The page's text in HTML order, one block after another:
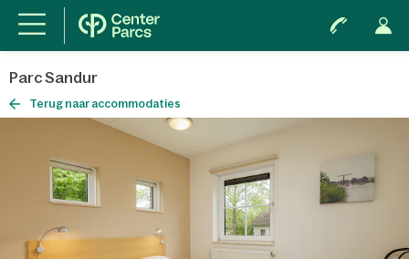
Parc Sandur
Terug naar accommodaties